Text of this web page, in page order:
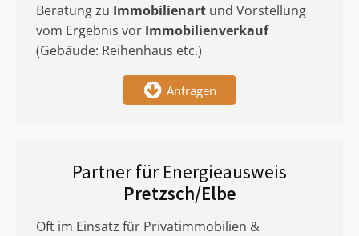
Beratung zu Immobilienart und Vorstellung
vom Ergebnis vor Immobilienverkauf
(Gebäude: Reihenhaus etc.)
Anfragen
Partner für Energieausweis
Pretzsch/Elbe
Oft im Einsatz für Privatimmobilien &